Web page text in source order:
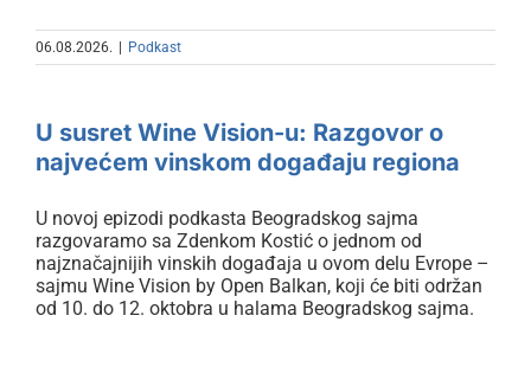
06.08.2026. Podkast
U susret Wine Vision-u: Razgovor
regiona
U susret Wine Vision-u: Razgovor o
najvećem vinskom događaju regiona
U novoj epizodi podkasta Beogradskog sajma
razgovaramo sa Zdenkom Kostić o jednom od
najznačajnijih vinskih događaja u ovom delu Evrope –
sajmu Wine Vision by Open Balkan, koji će biti održan
od 10. do 12. oktobra u halama Beogradskog sajma.